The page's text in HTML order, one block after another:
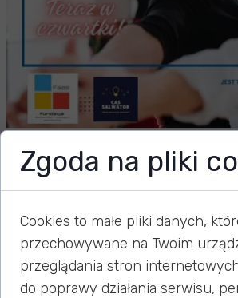
Warsztaty
15 stycznia 2025
Zgoda na pliki
Cookies to małe pliki danych,
przechowywane na Twoim
przeglądania stron
do poprawy działania serwisu,